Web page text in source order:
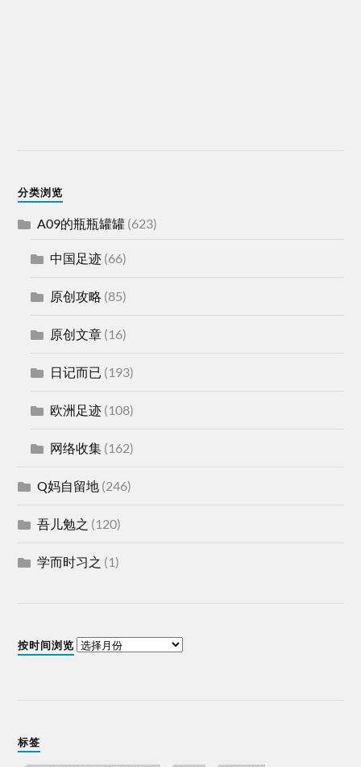
分类浏览
A09的瓶瓶罐罐 (623)
中国足迹 (66)
原创攻略 (85)
原创文章 (16)
日记而已 (193)
欧洲足迹 (108)
网络收集 (162)
Q妈自留地 (246)
吾儿勉之 (120)
学而时习之 (1)
按时间浏览
标签